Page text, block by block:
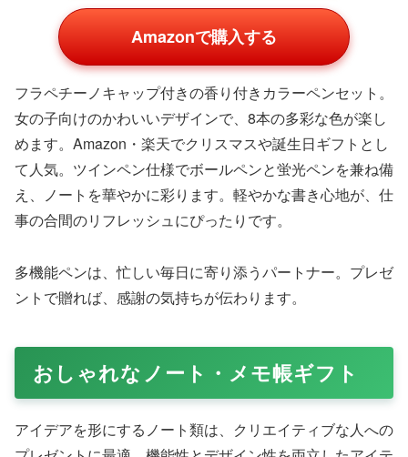
Amazonで購入する
スリムなマルチファンクションのボールペンで、高級感あ
ふれるステンレスボディが魅力。油性インクでクリアな線
を描き、ビジネスギフトに最適。Amazon・楽天で正規輸
す。日常使いからフォーマルな場面まで対応し、所有する
喜びを感じられます。
メルティカフェ ツインペン 8本セット